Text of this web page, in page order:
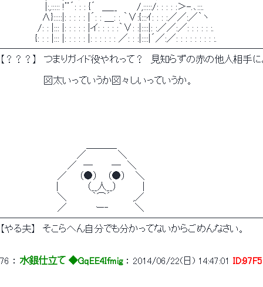
|:,::::: !¨´: : : {´　＿__　　　/,:::::/: : : : :＞-.､:::.
∧}:::::|: : : : : |´: : ＿: : ｀∨:{:::ｲ: : : :／／:／｀ヽ
/: : |::: |: : : : : |イ: : : : :｀∨: :|::::|: :／／:／: : : : : :.
{: : : |::: |: : : : : |: : : : : : ／: : :|::::|´／:／: : : : : : : : :.
【？？？】　つまりガイド役やれって？　見知らずの赤の他人相手
図太いっていうか図々しいっていうか。
／　　 　 　＼
／　─　 　 ─　＼
／ 　 （●） 　（●） 　＼
|　 　 　 （__人__）　　 　 |
＼　 　　 ｀⌒´ 　　　,／
／　　　 　ー‐　　　　＼
【やる夫】　そこらへん自分でも分かってないからごめんなさい。
76 ： 水銀仕立て ◆GqEE4Ifmig ： 2014/06/22(日) 14:47:01